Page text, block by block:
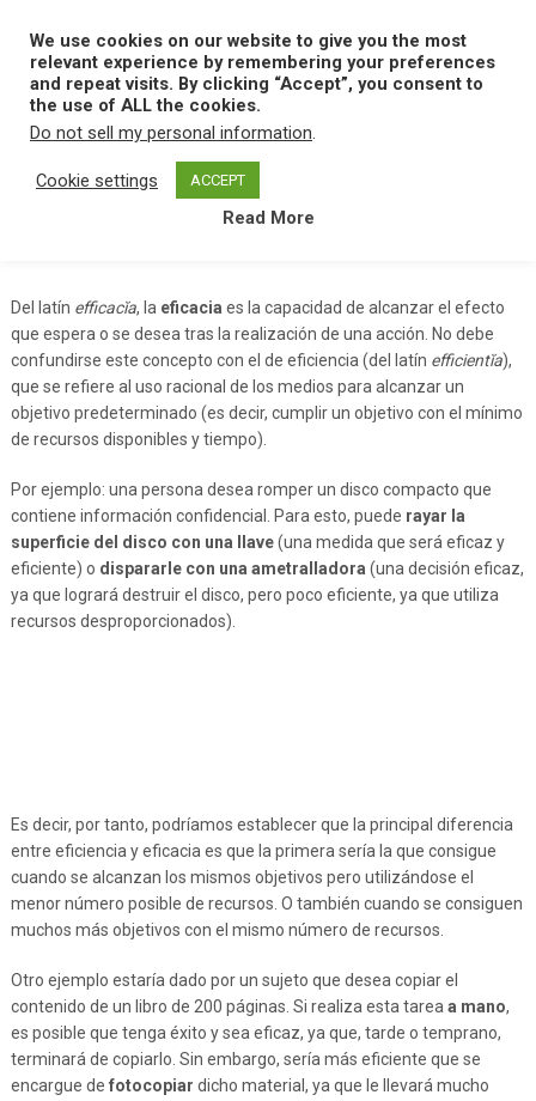
content
MENU
Home E Eficacia
Del latín efficacĭa, la eficacia es la capacidad de alcanzar el efecto
que espera o se desea tras la realización de una acción. No debe
confundirse este concepto con el de eficiencia (del latín efficientĭa),
que se refiere al uso racional de los medios para alcanzar un
objetivo predeterminado (es decir, cumplir un objetivo con el mínimo
de recursos disponibles y tiempo).
Por ejemplo: una persona desea romper un disco compacto que
contiene información confidencial. Para esto, puede rayar la
superficie del disco con una llave(una medida que será eficaz y
eficiente) o dispararle con una ametralladora (una decisión eficaz,
ya que logrará destruir el disco, pero poco eficiente, ya que utiliza
recursos desproporcionados).
Es decir, por tanto, podríamos establecer que la principal diferencia
entre eficiencia y eficacia es que la primera sería la que consigue
cuando se alcanzan los mismos objetivos pero utilizándose el
menor número posible de recursos. O también cuando se consiguen
muchos más objetivos con el mismo número de recursos.
Otro ejemplo estaría dado por un sujeto que desea copiar el
contenido de un libro de 200 páginas. Si realiza esta tarea a mano,
es posible que tenga éxito y sea eficaz, ya que, tarde o temprano,
terminará de copiarlo. Sin embargo, sería más eficiente que se
encargue de fotocopiar dicho material, ya que le llevará mucho
We use cookies on our website to give you the most
relevant experience by remembering your preferences
and repeat visits. By clicking “Accept”, you consent to
the use of ALL the cookies.
Do not sell my personal information.
Cookie settings ACCEPT
Read More